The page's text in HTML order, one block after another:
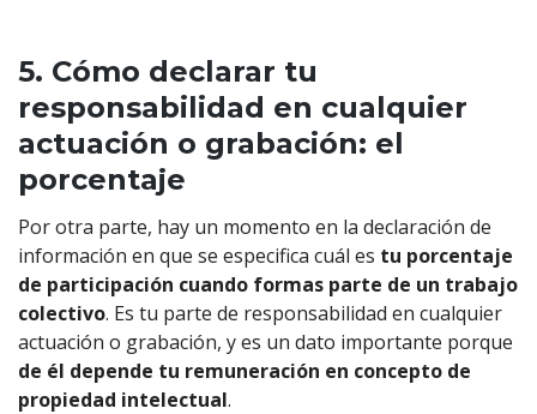
5. Cómo declarar tu
responsabilidad en cualquier
actuación o grabación: el
porcentaje
Por otra parte, hay un momento en la declaración de
información en que se especifica cuál es tu porcentaje
de participación cuando formas parte de un trabajo
colectivo. Es tu parte de responsabilidad en cualquier
actuación o grabación, y es un dato importante porque
de él depende tu remuneración en concepto de
propiedad intelectual.